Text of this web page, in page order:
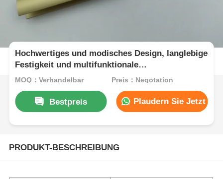
Hochwertiges und modisches Design, langlebige
Festigkeit und multifunktionale
Aluminiumprofile der Serie 6000
MOQ：Verhandelbar Preis：Negotation
Bestpreis Plaudern Sie Jetzt
PRODUKT-BESCHREIBUNG